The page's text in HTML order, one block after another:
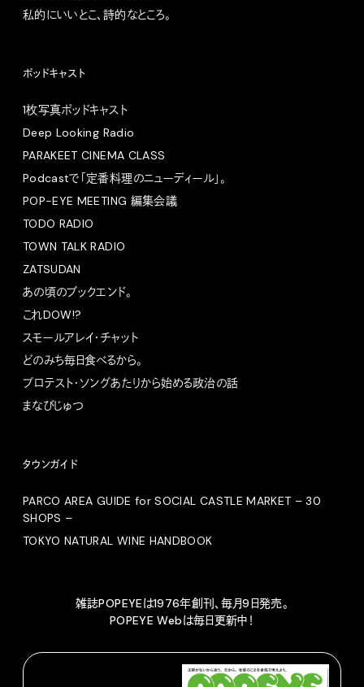
私的にいいとこ、詩的なところ。
ポッドキャスト
1枚写真ポッドキャスト
Deep Looking Radio
PARAKEET CINEMA CLASS
Podcastで「定番料理のニューディール」。
POP-EYE MEETING 編集会議
TODO RADIO
TOWN TALK RADIO
ZATSUDAN
あの頃のブックエンド。
これDOW!?
スモールアレイ・チャット
どのみち毎日食べるから。
プロテスト・ソングあたりから始める政治の話
まなびじゅつ
タウンガイド
PARCO AREA GUIDE for SOCIAL CASTLE MARKET – 30
SHOPS –
TOKYO NATURAL WINE HANDBOOK
雑誌POPEYEは1976年創刊、毎月9日発売。
POPEYE Webは毎日更新中！